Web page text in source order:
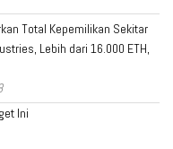
Total Kepemilikan Sekitar
Lebih dari 16.000 ETH,
Ini